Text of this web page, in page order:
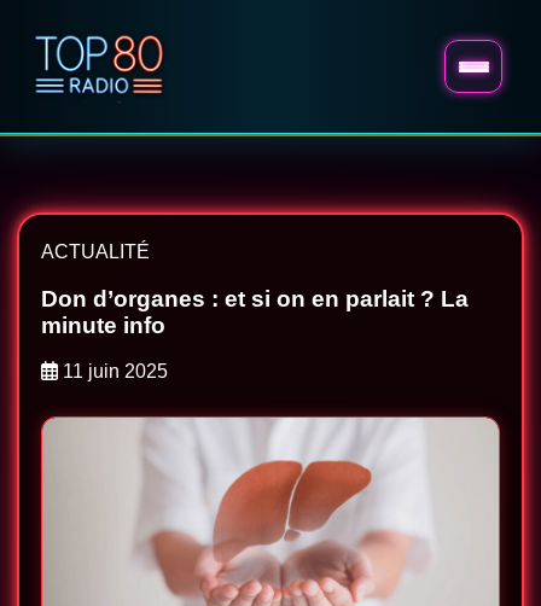
ACTUALITÉ
Don d’organes : et si on en parlait ? La
minute info
11 juin 2025